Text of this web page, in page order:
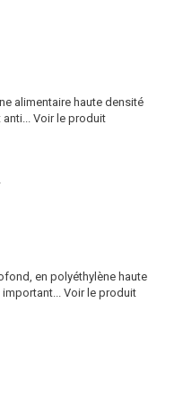
alimentaire haute densité
Voir le produit
en polyéthylène haute
Voir le produit